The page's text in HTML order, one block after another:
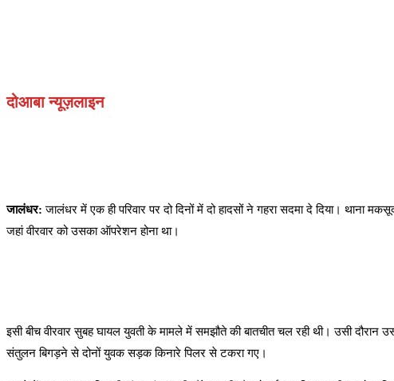
दोआबा न्यूज़लाइन
जालंधर: जालंधर में एक ही परिवार पर दो दिनों में दो हादसों ने गहरा सदमा दे दिया। थाना
जहां वीरवार को उसका ऑपरेशन होना था।
इसी बीच वीरवार सुबह घायल युवती के मामले में समझौते की बातचीत चल रही थी। उसी
संतुलन बिगड़ने से दोनों युवक सड़क किनारे पिलर से टकरा गए।